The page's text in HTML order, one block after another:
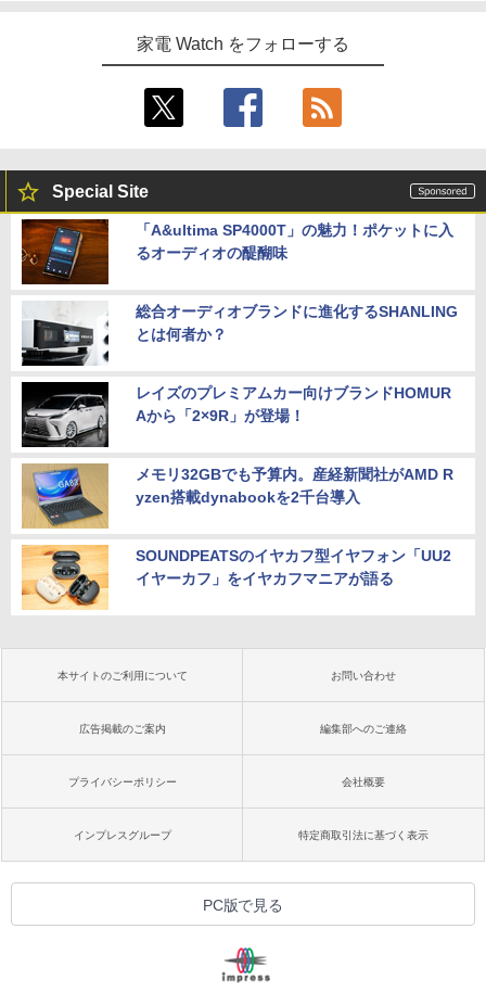
家電 Watch をフォローする
Special Site
「A&ultima SP4000T」の魅力！ポケットに入
るオーディオの醍醐味
総合オーディオブランドに進化するSHANLING
とは何者か？
レイズのプレミアムカー向けブランドHOMUR
Aから「2×9R」が登場！
メモリ32GBでも予算内。産経新聞社がAMD R
yzen搭載dynabookを2千台導入
SOUNDPEATSのイヤカフ型イヤフォン「UU2
イヤーカフ」をイヤカフマニアが語る
本サイトのご利用について お問い合わせ
広告掲載のご案内 編集部へのご連絡
プライバシーポリシー 会社概要
インプレスグループ 特定商取引法に基づく表示
PC版で見る